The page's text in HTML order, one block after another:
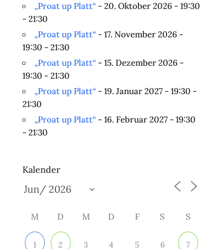
„Proat up Platt“ - 20. Oktober 2026 - 19:30
- 21:30
„Proat up Platt“ - 17. November 2026 -
19:30 - 21:30
„Proat up Platt“ - 15. Dezember 2026 -
19:30 - 21:30
„Proat up Platt“ - 19. Januar 2027 - 19:30 -
21:30
„Proat up Platt“ - 16. Februar 2027 - 19:30
- 21:30
Kalender
M D M D F S S
1 2 3 4 5 6 7